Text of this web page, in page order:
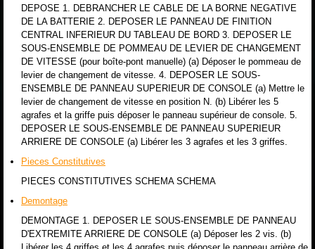
DEPOSE 1. DEBRANCHER LE CABLE DE LA BORNE NEGATIVE
DE LA BATTERIE 2. DEPOSER LE PANNEAU DE FINITION
CENTRAL INFERIEUR DU TABLEAU DE BORD 3. DEPOSER LE
SOUS-ENSEMBLE DE POMMEAU DE LEVIER DE CHANGEMENT
DE VITESSE (pour boîte-pont manuelle) (a) Déposer le pommeau de
levier de changement de vitesse. 4. DEPOSER LE SOUS-
ENSEMBLE DE PANNEAU SUPERIEUR DE CONSOLE (a) Mettre le
levier de changement de vitesse en position N. (b) Libérer les 5
agrafes et la griffe puis déposer le panneau supérieur de console. 5.
DEPOSER LE SOUS-ENSEMBLE DE PANNEAU SUPERIEUR
ARRIERE DE CONSOLE (a) Libérer les 3 agrafes et les 3 griffes.
Pieces Constitutives
PIECES CONSTITUTIVES SCHEMA SCHEMA
Demontage
DEMONTAGE 1. DEPOSER LE SOUS-ENSEMBLE DE PANNEAU
D'EXTREMITE ARRIERE DE CONSOLE (a) Déposer les 2 vis. (b)